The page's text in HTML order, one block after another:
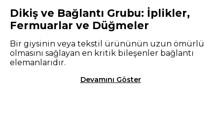
Dikiş ve Bağlantı Grubu: İplikler,
Fermuarlar ve Düğmeler
Bir giysinin veya tekstil ürününün uzun ömürlü
olmasını sağlayan en kritik bileşenler bağlantı
elemanlarıdır.
Devamını Göster